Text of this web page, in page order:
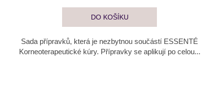
DO KOŠÍKU
Sada přípravků, která je nezbytnou součástí ESSENTÉ
Korneoterapeutické kúry. Přípravky se aplikují po celou...